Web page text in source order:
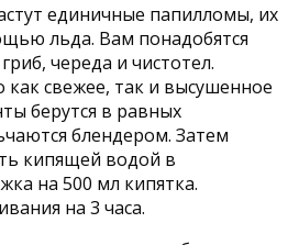
единичные папилломы, их
льда. Вам понадобятся
череда и чистотел.
свежее, так и высушенное
берутся в равных
блендером. Затем
кипящей водой в
на 500 мл кипятка.
на 3 часа.